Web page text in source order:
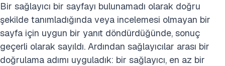
Bir sağlayıcı bir sayfayı bulunamadı olarak doğru
şekilde tanımladığında veya incelemesi olmayan bir
sayfa için uygun bir yanıt döndürdüğünde, sonuç
geçerli olarak sayıldı. Ardından sağlayıcılar arası bir
doğrulama adımı uyguladık: bir sağlayıcı, en az bir